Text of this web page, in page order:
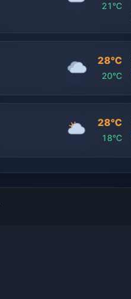
21°C
28°C
20°C
28°C
18°C